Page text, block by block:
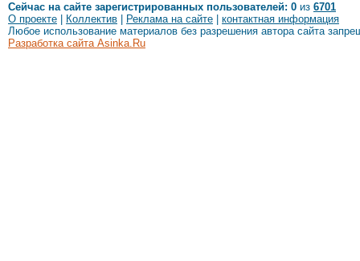
Сейчас на сайте зарегистрированных пользователей: 0 из 6701
О проекте
Коллектив Реклама на сайте
контактная информация
Любое использование материалов без разрешения автора сайта
Разработка сайта Asinka.Ru